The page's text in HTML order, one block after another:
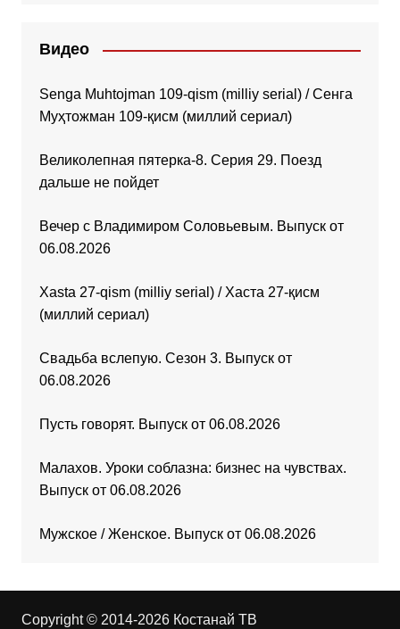
Видео
Senga Muhtojman 109-qism (milliy serial) / Сенга
Муҳтожман 109-қисм (миллий сериал)
Великолепная пятерка-8. Серия 29. Поезд
дальше не пойдет
Вечер с Владимиром Соловьевым. Выпуск от
06.08.2026
Xasta 27-qism (milliy serial) / Хаста 27-қисм
(миллий сериал)
Свадьба вслепую. Сезон 3. Выпуск от
06.08.2026
Пусть говорят. Выпуск от 06.08.2026
Малахов. Уроки соблазна: бизнес на чувствах.
Выпуск от 06.08.2026
Мужское / Женское. Выпуск от 06.08.2026
Copyright © 2014-2026 Костанай ТВ